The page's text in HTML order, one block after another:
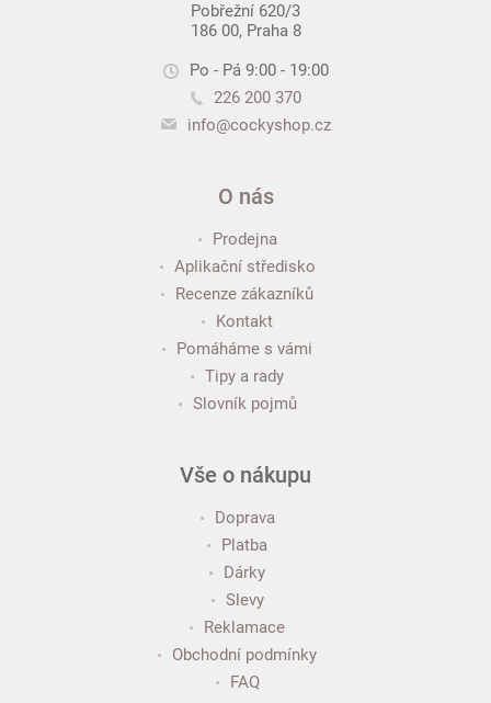
Pobřežní 620/3
186 00, Praha 8
Po - Pá 9:00 - 19:00
226 200 370
info@cockyshop.cz
O nás
Prodejna
Aplikační středisko
Recenze zákazníků
Kontakt
Pomáháme s vámi
Tipy a rady
Slovník pojmů
Vše o nákupu
Doprava
Platba
Dárky
Slevy
Reklamace
Obchodní podmínky
FAQ